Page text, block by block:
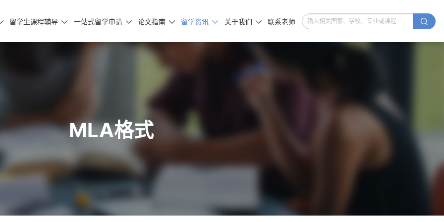
留学生课程辅导  一站式留学申请  论文指南  留学资讯  关于我们  联系老师 
MLA格式